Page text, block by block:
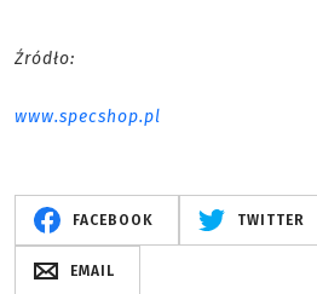
Źródło:
www.specshop.pl
FACEBOOK TWITTER
EMAIL